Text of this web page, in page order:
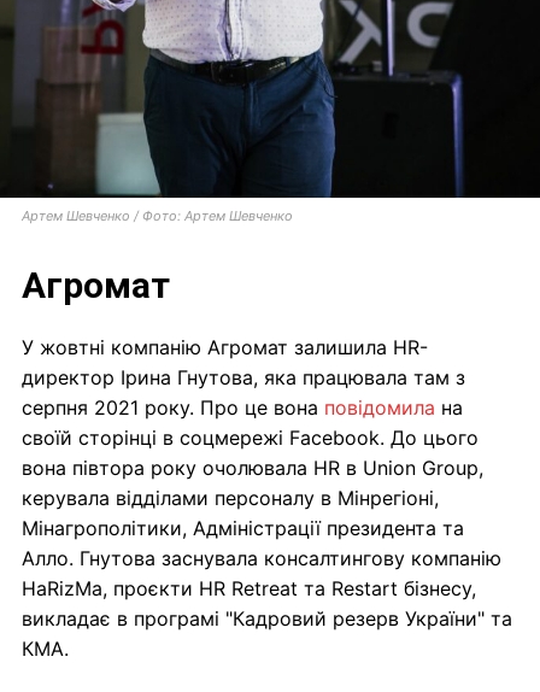
Артем Шевченко / Фото: Артем Шевченко
Агромат
У жовтні компанію Агромат залишила HR-
директор Ірина Гнутова, яка працювала там з
серпня 2021 року. Про це вона повідомила на
своїй сторінці в соцмережі Facebook. До цього
вона півтора року очолювала HR в Union Group,
керувала відділами персоналу в Мінрегіоні,
Мінагрополітики, Адміністрації президента та
Алло. Гнутова заснувала консалтингову компанію
HaRizMa, проєкти HR Retreat та Restart бізнесу,
викладає в програмі "Кадровий резерв України" та
КМА.